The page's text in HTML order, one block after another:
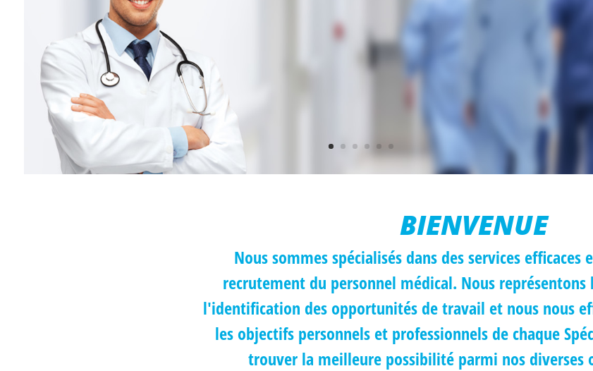
BIENVENUE
Nous sommes spécialisés dans des services efficaces
recrutement du personnel médical. Nous représentons
l'identification des opportunités de travail et nous nous
les objectifs personnels et professionnels de chaque
trouver la meilleure possibilité parmi nos diverses